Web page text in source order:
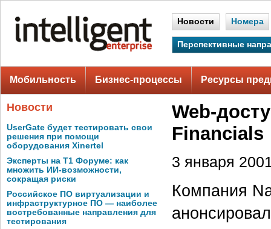
Новости Номера
Перспективные
Мобильность Бизнес-процессы Ресурсы
Новости
UserGate будет тестировать свои
решения при помощи
оборудования Xinertel
Эксперты на Т1 Форуме: как
множить ИИ-возможности,
сокращая риски
Российское ПО виртуализации и
инфраструктурное ПО — наиболее
востребованные направления для
тестирования
Web-
Financials
3 января
Компания